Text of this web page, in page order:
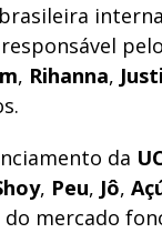
, Rihanna,
da
, Peu, Jô,
mercado